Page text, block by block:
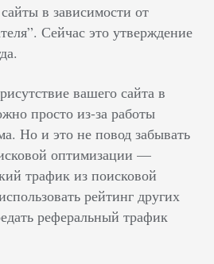
в зависимости от
Сейчас это утверждение
вашего сайта в
просто из-за работы
Но и это не повод забывать
оптимизации —
трафик из поисковой
рейтинг других
реферальный трафик